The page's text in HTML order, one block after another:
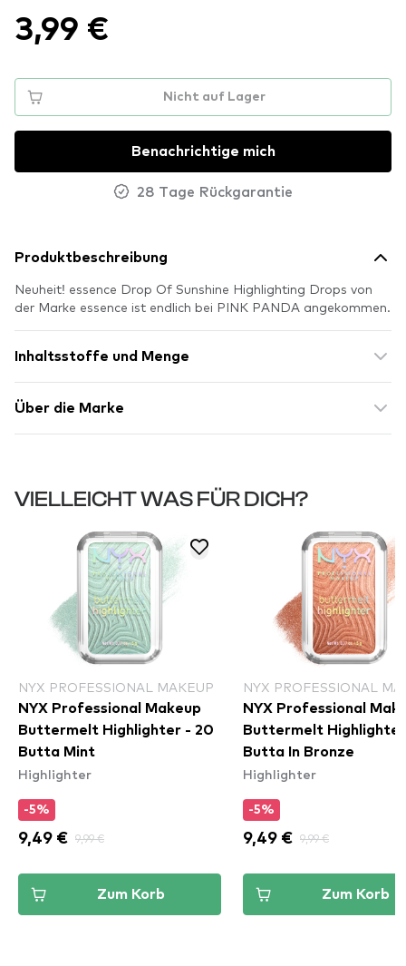
3,99 €
Nicht auf Lager
Benachrichtige mich
28 Tage Rückgarantie
Produktbeschreibung
Neuheit! essence Drop Of Sunshine Highlighting Drops von
der Marke essence ist endlich bei PINK PANDA angekommen.
Inhaltsstoffe und Menge
Über die Marke
VIELLEICHT WAS FÜR DICH?
NYX PROFESSIONAL MAKEUP
NYX Professional Makeup
Buttermelt Highlighter - 20
Butta Mint
Highlighter
-5%
9,49 € 9,99 €
Zum Korb
NYX PROFESSIONAL
NYX Professional
Buttermelt Highlighter
Butta In Bronze
Highlighter
-5%
9,49 € 9,99 €
Zum Korb